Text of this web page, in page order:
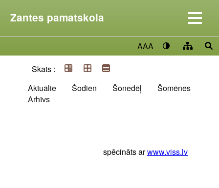
Zantes pamatskola
AAA
Skats :
Aktuālie
Šodien Šonedēļ
Šomēnes
Arhīvs
spēcināts arwww.viss.lv